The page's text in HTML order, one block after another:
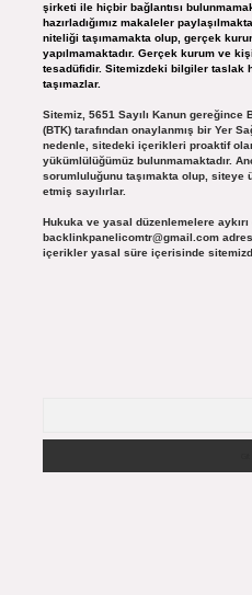
şirketi ile hiçbir bağlantısı
hazırladığımız makaleler
niteliği taşımamakta olup, gerçek
yapılmamaktadır. Gerçek kurum ve
tesadüfidir. Sitemizdeki bilgiler taslak
taşımazlar.
Sitemiz, 5651 Sayılı Kanun
(BTK) tarafından onaylanmış bir Yer
nedenle, sitedeki içerikleri proaktif
yükümlülüğümüz bulunmamaktadır.
sorumluluğunu taşımakta olup, siteye
etmiş sayılırlar.
Hukuka ve yasal düzenlemelere
backlinkpanelicomtr@gmail.com
içerikler yasal süre içerisinde